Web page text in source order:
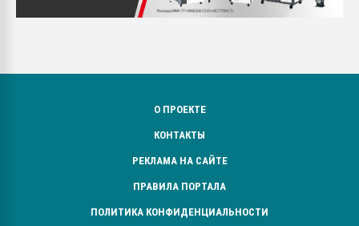
О ПРОЕКТЕ
КОНТАКТЫ
РЕКЛАМА НА САЙТЕ
ПРАВИЛА ПОРТАЛА
ПОЛИТИКА КОНФИДЕНЦИАЛЬНОСТИ